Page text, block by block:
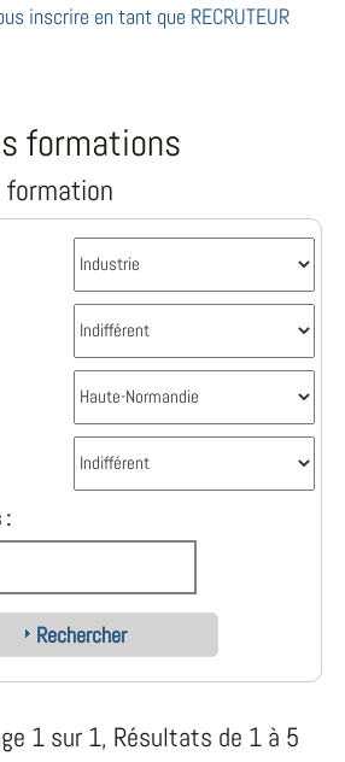
inscrire en tant que RECRUTEUR
formations
formation
:
Rechercher
1 sur 1, Résultats de 1 à 5